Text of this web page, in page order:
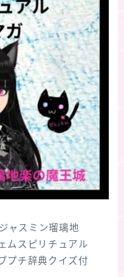
ャスミン瑠璃地
ムスピリチュアル
プチ辞典クイズ付